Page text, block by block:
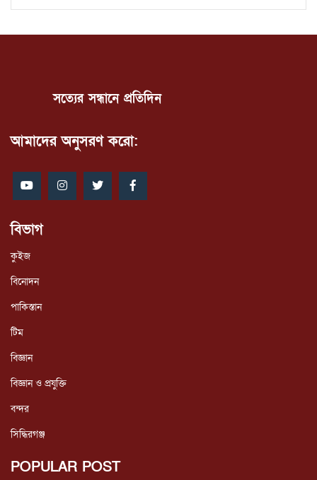
সত্যের সন্ধানে প্রতিদিন
আমাদের অনুসরণ করো:
বিভাগ
কুইজ
বিনোদন
পাকিস্তান
টিম
বিজ্ঞান
বিজ্ঞান ও প্রযুক্তি
বন্দর
সিদ্ধিরগঞ্জ
POPULAR POST